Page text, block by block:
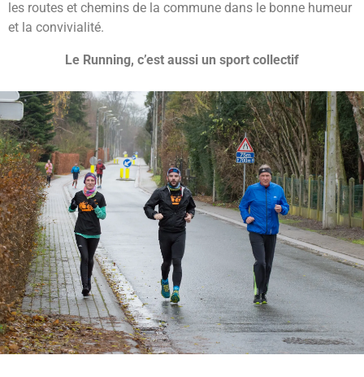
les routes et chemins de la commune dans le bonne humeur
et la convivialité.
Le Running, c’est aussi un sport collectif